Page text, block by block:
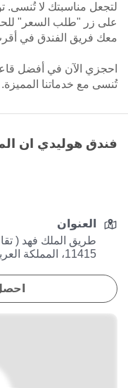
لتجعل مناسبتك لا تُنسى.
على زر "طلب السعر"
معك فريق الفندق في
احجزي الآن في أفضل
تُنسى مع خدماتنا المميزة.
فندق هوليدي ان
العنوان
طريق الملك فهد (
11415، المملكة العربية السعودية.